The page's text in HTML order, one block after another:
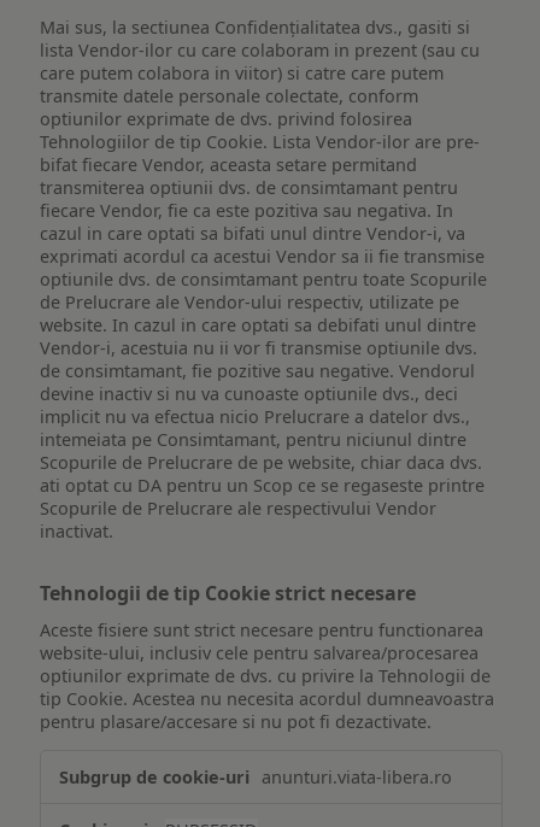
Mai sus, la sectiunea Confidențialitatea dvs., gasiti si
lista Vendor-ilor cu care colaboram in prezent (sau cu
care putem colabora in viitor) si catre care putem
transmite datele personale colectate, conform
optiunilor exprimate de dvs. privind folosirea
Tehnologiilor de tip Cookie. Lista Vendor-ilor are pre-
bifat fiecare Vendor, aceasta setare permitand
transmiterea optiunii dvs. de consimtamant pentru
fiecare Vendor, fie ca este pozitiva sau negativa. In
cazul in care optati sa bifati unul dintre Vendor-i, va
exprimati acordul ca acestui Vendor sa ii fie transmise
optiunile dvs. de consimtamant pentru toate Scopurile
de Prelucrare ale Vendor-ului respectiv, utilizate pe
website. In cazul in care optati sa debifati unul dintre
Vendor-i, acestuia nu ii vor fi transmise optiunile dvs.
de consimtamant, fie pozitive sau negative. Vendorul
devine inactiv si nu va cunoaste optiunile dvs., deci
implicit nu va efectua nicio Prelucrare a datelor dvs.,
intemeiata pe Consimtamant, pentru niciunul dintre
Scopurile de Prelucrare de pe website, chiar daca dvs.
ati optat cu DA pentru un Scop ce se regaseste printre
Scopurile de Prelucrare ale respectivului Vendor
inactivat.
Tehnologii de tip Cookie strict necesare
Aceste fisiere sunt strict necesare pentru functionarea
website-ului, inclusiv cele pentru salvarea/procesarea
optiunilor exprimate de dvs. cu privire la Tehnologii de
tip Cookie. Acestea nu necesita acordul dumneavoastra
pentru plasare/accesare si nu pot fi dezactivate.
de
anunturi.viata-libera.ro